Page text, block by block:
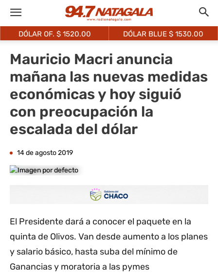
DÓLAR OF. $ 1520.00 DÓLAR BLUE $ 1530.00
Mauricio Macri anuncia
mañana las nuevas medidas
económicas y hoy siguió
con preocupación la
escalada del dólar
14 de agosto 2019
El Presidente dará a conocer el paquete en la
quinta de Olivos. Van desde aumento a los planes
y salario básico, hasta suba del mínimo de
Ganancias y moratoria a las pymes